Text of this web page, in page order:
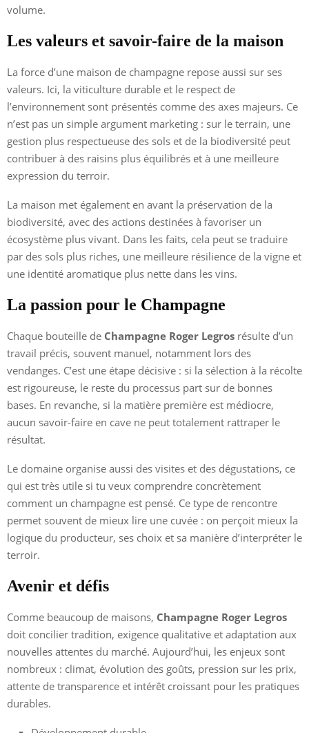
volume.
Les valeurs et savoir-faire de la maison
La force d’une maison de champagne repose aussi sur ses
valeurs. Ici, la viticulture durable et le respect de
l’environnement sont présentés comme des axes majeurs. Ce
n’est pas un simple argument marketing : sur le terrain, une
gestion plus respectueuse des sols et de la biodiversité peut
contribuer à des raisins plus équilibrés et à une meilleure
expression du terroir.
La maison met également en avant la préservation de la
biodiversité, avec des actions destinées à favoriser un
écosystème plus vivant. Dans les faits, cela peut se traduire
par des sols plus riches, une meilleure résilience de la vigne et
une identité aromatique plus nette dans les vins.
La passion pour le Champagne
Chaque bouteille de Champagne Roger Legros résulte d’un
travail précis, souvent manuel, notamment lors des
vendanges. C’est une étape décisive : si la sélection à la récolte
est rigoureuse, le reste du processus part sur de bonnes
bases. En revanche, si la matière première est médiocre,
aucun savoir-faire en cave ne peut totalement rattraper le
résultat.
Le domaine organise aussi des visites et des dégustations, ce
qui est très utile si tu veux comprendre concrètement
comment un champagne est pensé. Ce type de rencontre
permet souvent de mieux lire une cuvée : on perçoit mieux la
logique du producteur, ses choix et sa manière d’interpréter le
terroir.
Avenir et défis
Comme beaucoup de maisons, Champagne Roger Legros
doit concilier tradition, exigence qualitative et adaptation aux
nouvelles attentes du marché. Aujourd’hui, les enjeux sont
nombreux : climat, évolution des goûts, pression sur les prix,
attente de transparence et intérêt croissant pour les pratiques
durables.